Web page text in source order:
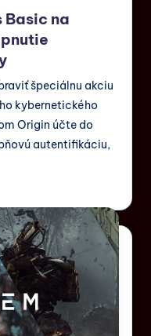
na
špeciálnu akciu
kybernetického
Origin účte do
autentifikáciu,